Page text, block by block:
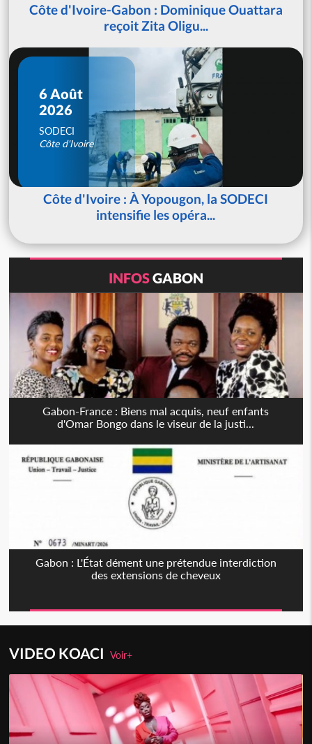
Côte d'Ivoire-Gabon : Dominique Ouattara
reçoit Zita Oligu...
6 Août
2026
SODECI
Côte d'Ivoire
Côte d'Ivoire : À Yopougon, la SODECI
intensifie les opéra...
INFOSGABON
Gabon-France : Biens mal acquis, neuf enfants
d'Omar Bongo dans le viseur de la justi...
Gabon : L'État dément une prétendue interdiction
des extensions de cheveux
VIDEO KOACIVoir+